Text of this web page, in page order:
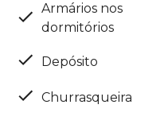
Armários nos
dormitórios
Depósito
Churrasqueira